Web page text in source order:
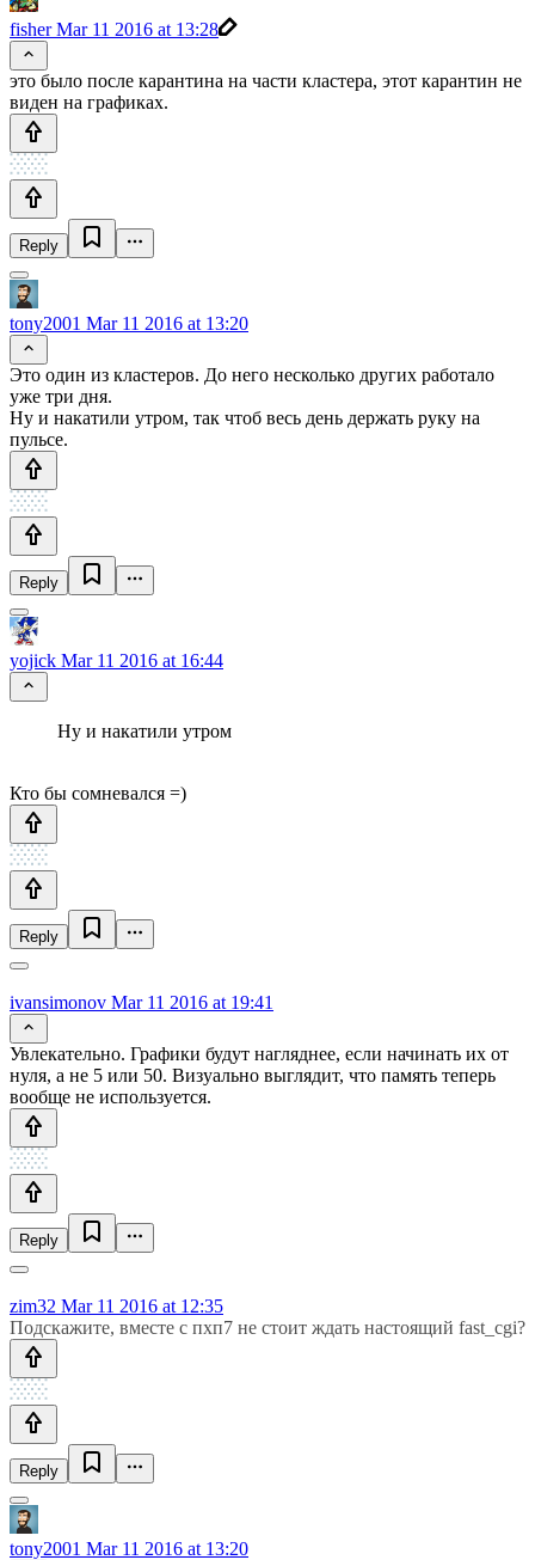
fisherMar 11 2016 at 13:28
это было после карантина на части кластера, этот карантин не
виден на графиках.
Reply
tony2001 Mar 11 2016 at 13:20
Это один из кластеров. До него несколько других работало
уже три дня.
Ну и накатили утром, так чтоб весь день держать руку на
пульсе.
Reply
yojick Mar 11 2016 at 16:44
Ну и накатили утром
Кто бы сомневался =)
Reply
ivansimonov Mar 11 2016 at 19:41
Увлекательно. Графики будут нагляднее, если начинать их от
нуля, а не 5 или 50. Визуально выглядит, что память теперь
вообще не используется.
Reply
zim32 Mar 11 2016 at 12:35
Подскажите, вместе с пхп7 не стоит ждать настоящий fast_cgi?
Reply
tony2001 Mar 11 2016 at 13:20